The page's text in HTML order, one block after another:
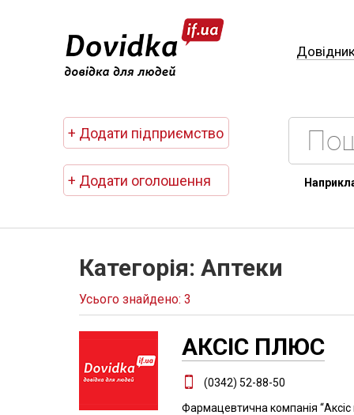
+ Додати підприємство
+ Додати оголошення
Категорія: Аптеки
Усього знайдено: 3
АКСІС ПЛЮС
(0342) 52-88-50
Фармацевтична компанія “Аксіс